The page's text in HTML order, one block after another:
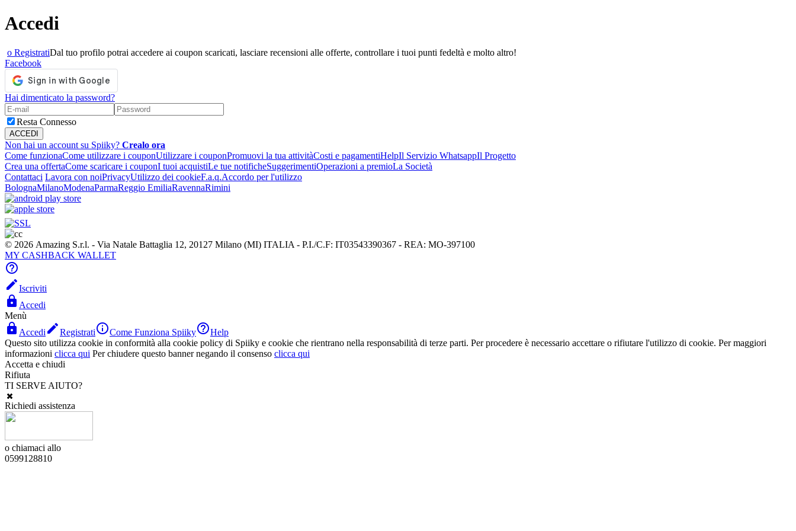
Accedi
o RegistratiDal tuo profilo potrai accedere ai coupon scaricati, lasciare recensioni alle offerte, controllare i tuoi punti fedeltà e molto altro!
Facebook
Hai dimenticato la password?
Resta Connesso
Non hai un account su Spiiky? Crealo ora
Come funzionaCome utilizzare i couponUtilizzare i couponPromuovi la tua attivitàCosti e pagamentiHelpIl Servizio WhatsappIl Progetto
Crea una offertaCome scaricare i couponI tuoi acquistiLe tue notificheSuggerimentiOperazioni a premioLa Società
Contattaci Lavora con noiPrivacyUtilizzo dei cookieF.a.q.Accordo per l'utilizzo
BolognaMilanoModenaParmaReggio EmiliaRavennaRimini
© 2026 Amazing S.r.l. - Via Natale Battaglia 12, 20127 Milano (MI) ITALIA - P.I./C.F: IT03543390367 - REA: MO-397100
MY CASHBACK WALLET

Iscriviti
 Accedi
Menù
 Accedi RegistratiCome Funziona SpiikyHelp
Questo sito utilizza cookie in conformità alla cookie policy di Spiiky e cookie che rientrano nella responsabilità di terze parti. Per procedere è necessario accettare o rifiutare l'utilizzo di cookie. Per maggiori
informazioni clicca qui Per chiudere questo banner negando il consenso clicca qui
Accetta e chiudi
Rifiuta
TI SERVE AIUTO?
Richiedi assistenza
o chiamaci allo
0599128810